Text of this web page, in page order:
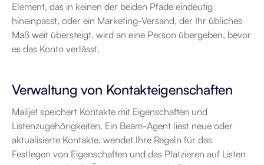
Element, das in keinen der beiden Pfade eindeutig
hineinpasst, oder ein Marketing-Versand, der Ihr übliches
Maß weit übersteigt, wird an eine Person übergeben, bevor
es das Konto verlässt.
Verwaltung von Kontakteigenschaften
Mailjet speichert Kontakte mit Eigenschaften und
Listenzugehörigkeiten. Ein Beam-Agent liest neue oder
aktualisierte Kontakte, wendet Ihre Regeln für das
Festlegen von Eigenschaften und das Platzieren auf Listen